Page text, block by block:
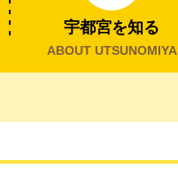
宇都宮を知る
ABOUT UTSUNOMIYA